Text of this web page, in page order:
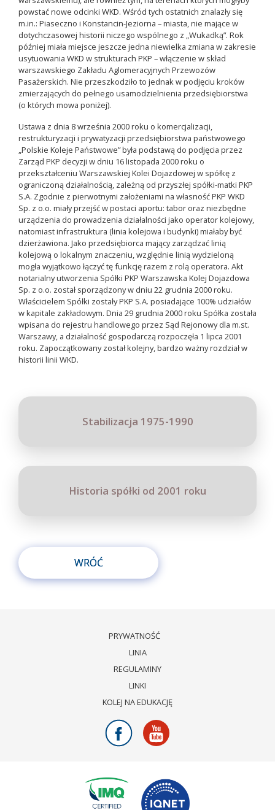
powstać nowe odcinki WKD. Wśród tych ostatnich znalazły się
m.in.: Piaseczno i Konstancin-Jeziorna – miasta, nie mające w
dotychczasowej historii niczego wspólnego z „Wukadką”. Rok
później miała miejsce jeszcze jedna niewielka zmiana w zakresie
usytuowania WKD w strukturach PKP – włączenie w skład
warszawskiego Zakładu Aglomeracyjnych Przewozów
Pasażerskich. Nie przeszkodziło to jednak w podjęciu kroków
zmierzających do pełnego usamodzielnienia przedsiębiorstwa
(o których mowa poniżej).
Ustawa z dnia 8 września 2000 roku o komercjalizacji,
restrukturyzacji i prywatyzacji przedsiębiorstwa państwowego
„Polskie Koleje Państwowe” była podstawą do podjęcia przez
Zarząd PKP decyzji w dniu 16 listopada 2000 roku o
przekształceniu Warszawskiej Kolei Dojazdowej w spółkę z
ograniczoną działalnością, zależną od przyszłej spółki-matki PKP
S.A. Zgodnie z pierwotnymi założeniami na własność PKP WKD
Sp. z o.o. miały przejść w postaci aportu: tabor oraz niezbędne
urządzenia do prowadzenia działalności jako operator kolejowy,
natomiast infrastruktura (linia kolejowa i budynki) miałaby być
dzierżawiona. Jako przedsiębiorca mający zarządzać linią
kolejową o lokalnym znaczeniu, względnie linią wydzieloną
mogła wyjątkowo łączyć tę funkcję razem z rolą operatora. Akt
notarialny utworzenia Spółki PKP Warszawska Kolej Dojazdowa
Sp. z o.o. został sporządzony w dniu 22 grudnia 2000 roku.
Właścicielem Spółki zostały PKP S.A. posiadające 100% udziałów
w kapitale zakładowym. Dnia 29 grudnia 2000 roku Spółka została
wpisana do rejestru handlowego przez Sąd Rejonowy dla m.st.
Warszawy, a działalność gospodarczą rozpoczęła 1 lipca 2001
roku. Zapoczątkowany został kolejny, bardzo ważny rozdział w
historii linii WKD.
Stabilizacja 1975-1990
Historia spółki od 2001 roku
WRÓĆ
PRYWATNOŚĆ
LINIA
REGULAMINY
LINKI
KOLEJ NA EDUKACJĘ
Facebook
Youtube